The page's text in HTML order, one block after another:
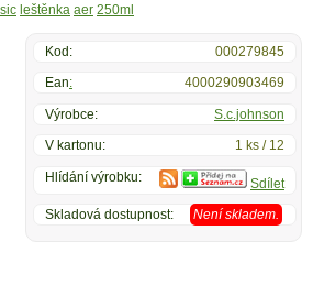
leštěnka aer 250ml
Kod: 000279845
Ean: 4000290903469
Výrobce: S.c.johnson
V kartonu: 1 ks / 12
Hlídání výrobku: Sdílet
Skladová dostupnost: Není skladem.